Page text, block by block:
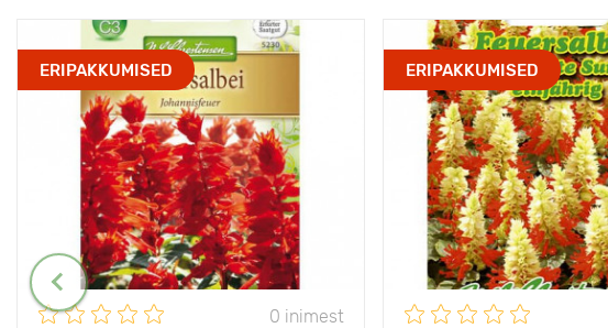
ERIPAKKUMISED
0 inimest
ERIPAKKUMISED